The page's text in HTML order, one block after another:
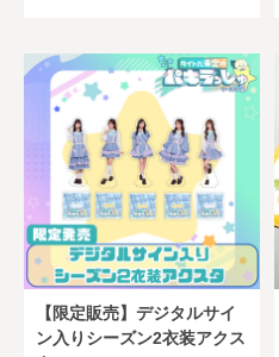
【限定販売】デジタルサイ
ン入りシーズン2衣装アクス